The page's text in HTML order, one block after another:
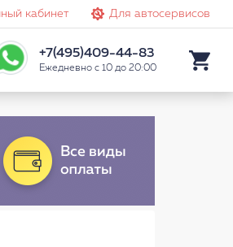
кабинет Для автосервисов
+7(495)409-44-83
Ежедневно с 10 до 20:00